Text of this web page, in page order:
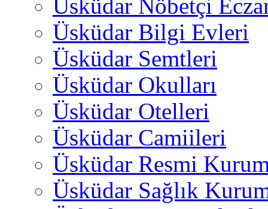
Üsküdar Nöbetçi
Üsküdar Bilgi Evleri
Üsküdar Semtleri
Üsküdar Okulları
Üsküdar Otelleri
Üsküdar Camiileri
Üsküdar Resmi
Üsküdar Sağlık